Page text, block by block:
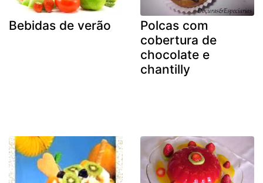
Bebidas de verão
Polcas com
cobertura de
chocolate e
chantilly